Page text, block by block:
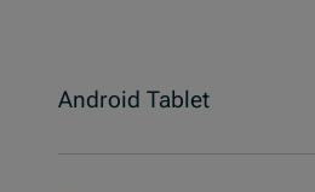
Android Tablet